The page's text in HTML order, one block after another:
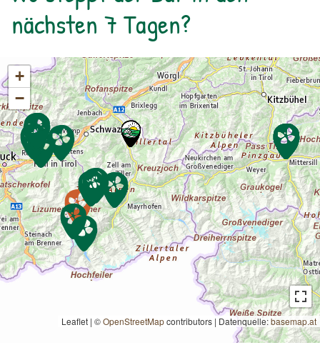
nächsten 7 Tagen?
+
−
Leaflet | ©OpenStreetMapcontributors | Datenquelle:basemap.at